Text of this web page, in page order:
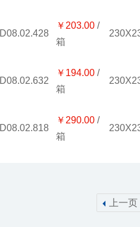
D08.02.428
￥203.00
箱
D08.02.632
￥194.00
箱
D08.02.818
￥290.00
箱
上一页